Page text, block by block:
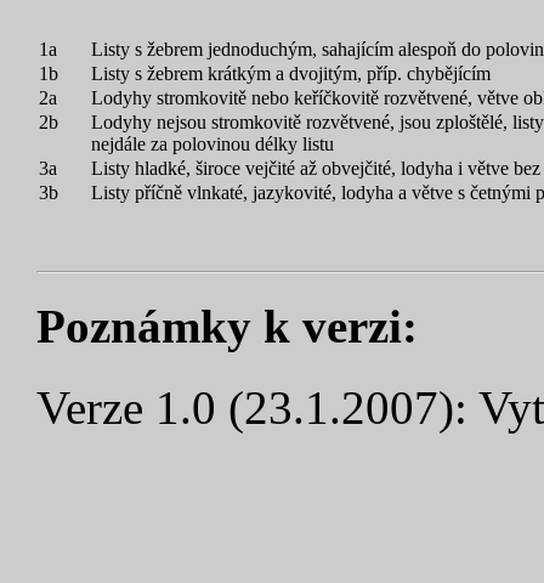
1a
Listy s žebrem jednoduchým, sahajícím alespoň do
1b
Listy s žebrem krátkým a dvojitým, příp. chybějícím
2a
Lodyhy stromkovitě nebo keříčkovitě rozvětvené, větve
2b
Lodyhy nejsou stromkovitě rozvětvené, jsou zploštělé,
nejdále za polovinou délky listu
3a
Listy hladké, široce vejčité až obvejčité, lodyha i větve
3b
Listy příčně vlnkaté, jazykovité, lodyha a větve s četnými
Poznámky k verzi:
Verze 1.0 (23.1.2007):